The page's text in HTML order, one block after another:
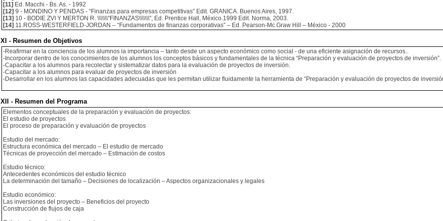
[11] Ed. Macchi - Bs. As. - 1992
[12] 9 - MONDINO Y PENDAS - “Finanzas para empresas competitivas” Edit. GRANICA. Buenos Aires, 1997.
[13] 10 - BODIE ZVI Y MERTON R. \\\\\\\"FINANZAS\\\\\\\", Ed. Prentice Hall, México.1999 Edit. Norma, 2003.
[14] 11.ROSS-WESTERFIELD-JORDAN – “Fundamentos de finanzas corporativas” – Ed. Pearson-Mc.Graw Hill – México - 2000
XI - Resumen de Objetivos
-Reafirmar en la conciencia de los alumnos la importancia – tanto desde un aspecto económico como social - de una eficiente asignación de recursos..
-Incorporar dentro de los conocimientos de los alumnos los conceptos básicos y fundamentales de la técnica “Preparación y evaluación de proyectos de inversión”.
-Capacitar a los alumnos para recolectar y sistematizar datos para la evaluación de proyectos de inversión.
-Capacitar a los alumnos para evaluar de proyectos de inversión
-Desarrollar en los alumnos las capacidades adecuadas que les permitan utilizar fluidamente la herramienta de “Preparación y evaluación de proyectos de
XII - Resumen del Programa
Elementos conceptuales de la preparación y evaluación de proyectos:
El estudio de proyectos
El proceso de preparación y evaluación de proyectos
Estudio del mercado:
Estructura económica del mercado – El estudio de mercado
Técnicas de proyección del mercado – Estimación de costos
Estudio técnico:
Antecedentes económicos del estudio técnico
La determinación del tamaño – Decisiones de localización – Aspectos organizacionales y legales
Estudio económico:
Las inversiones del proyecto – Beneficios del proyecto
Construcción de flujos de caja